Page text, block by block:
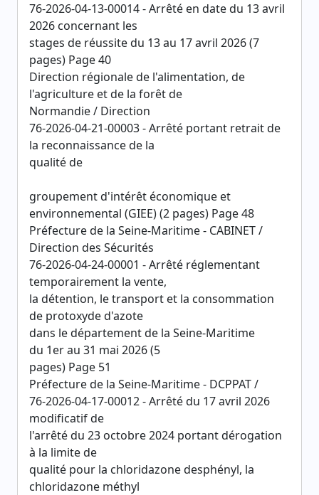
76-2026-04-13-00014 - Arrêté en date du 13 avril
2026 concernant les
stages de réussite du 13 au 17 avril 2026 (7
pages) Page 40
Direction régionale de l'alimentation, de
l'agriculture et de la forêt de
Normandie / Direction
76-2026-04-21-00003 - Arrêté portant retrait de
la reconnaissance de la
qualité de
groupement d'intérêt économique et
environnemental (GIEE) (2 pages) Page 48
Préfecture de la Seine-Maritime - CABINET /
Direction des Sécurités
76-2026-04-24-00001 - Arrêté réglementant
temporairement la vente,
la détention, le transport et la consommation
de protoxyde d'azote
dans le département de la Seine-Maritime
du 1er au 31 mai 2026 (5
pages) Page 51
Préfecture de la Seine-Maritime - DCPPAT /
76-2026-04-17-00012 - Arrêté du 17 avril 2026
modificatif de
l'arrêté du 23 octobre 2024 portant dérogation
à la limite de
qualité pour la chloridazone desphényl, la
chloridazone méthyl